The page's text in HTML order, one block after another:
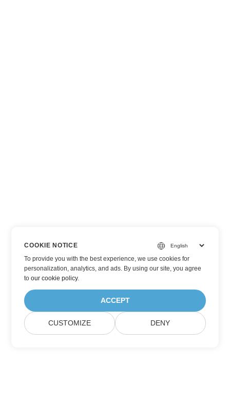
COOKIE NOTICE
To provide you with the best experience, we use cookies for
personalization, analytics, and ads. By using our site, you agree
toour cookie policy.
ACCEPT
CUSTOMIZE DENY